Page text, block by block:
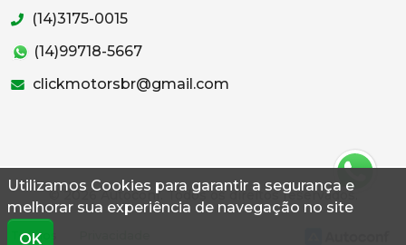
Utilizamos Cookies para garantir a segurança e
melhorar sua experiência de navegação no site
OK
(14)3175-0015
(14)99718-5667
clickmotorsbr@gmail.com
© 2026 Autoconf. Todos os direitos reservados.
Termos